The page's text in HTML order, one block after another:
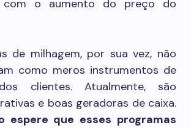
com o aumento do preço do
de milhagem, por sua vez, não
como meros instrumentos de
clientes. Atualmente, são
e boas geradoras de caixa.
espere que esses programas